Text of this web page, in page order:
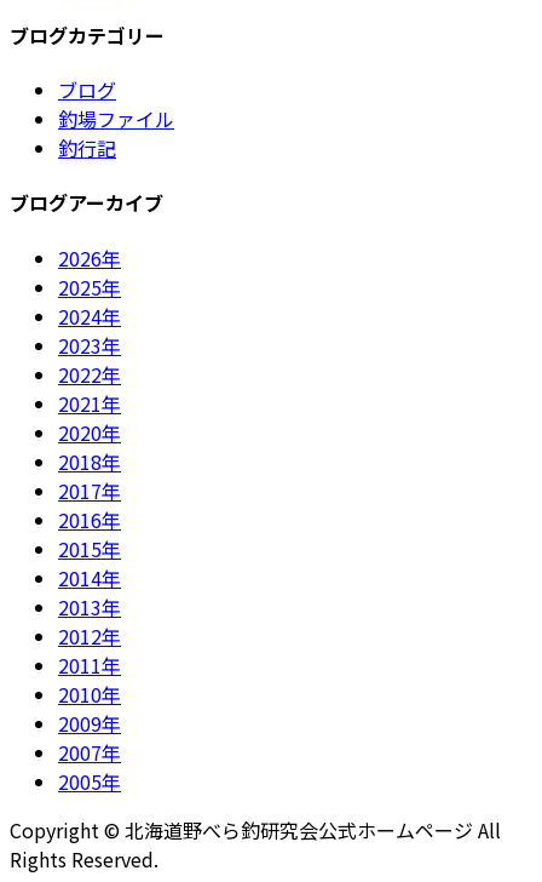
ブログカテゴリー
ブログ
釣場ファイル
釣行記
ブログアーカイブ
2026年
2025年
2024年
2023年
2022年
2021年
2020年
2018年
2017年
2016年
2015年
2014年
2013年
2012年
2011年
2010年
2009年
2007年
2005年
Copyright © 北海道野べら釣研究会公式ホームページ All
Rights Reserved.